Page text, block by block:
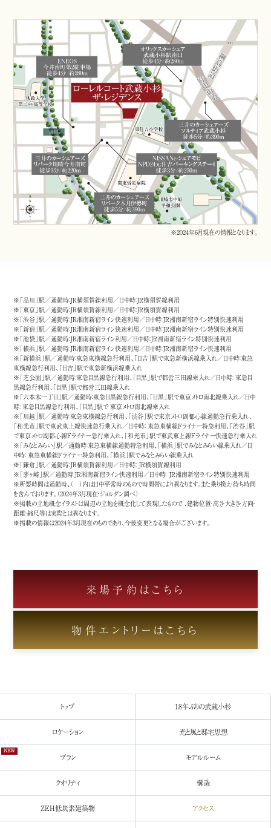
※2024年6月現在の情報となります。
※「品川」駅／通勤時：JR横須賀線利用／日中時：JR横須賀線利用
※「東京」駅／通勤時：JR横須賀線利用／日中時：JR横須賀線利用
※「渋谷」駅／通勤時：JR湘南新宿ライン快速利用／日中時：JR湘南新宿ライン特別快速利用
※「新宿」駅／通勤時：JR湘南新宿ライン快速利用／日中時：JR湘南新宿ライン特別快速利用
※「池袋」駅／通勤時：JR湘南新宿ライン利用／日中時：JR湘南新宿ライン特別快速利用
※「横浜」駅／通勤時：JR湘南新宿ライン快速利用／日中時：JR湘南新宿ライン快速利用
※「新横浜」駅／通勤時：東急東横線急行利用、「日吉」駅で東急新横浜線乗入れ／日中時：東急
東横線急行利用、「日吉」駅で東急新横浜線乗入れ
※「芝公園」駅／通勤時：東急目黒線急行利用、「目黒」駅で都営三田線乗入れ／日中時： 東急目
黒線急行利用、「目黒」駅で都営三田線乗入れ
※「六本木一丁目」駅／通勤時：東急目黒線急行利用、「目黒」駅で東京メトロ南北線乗入れ／日中
時： 東急目黒線急行利用、「目黒」駅で 東京メトロ南北線乗入れ
※「川越」駅／通勤時：東急東横線急行利用、「渋谷」駅で東京メトロ副都心線通勤急行乗入れ、
「和光市」駅で東武東上線快速急行乗入れ／日中時： 東急東横線Fライナー特急利用、「渋谷」駅
で東京メトロ副都心線Fライナー急行乗入れ、「和光市」駅で東武東上線Fライナー快速急行乗入れ
※「みなとみらい」駅／通勤時：東急東横線通勤特急利用、「横浜」駅でみなとみらい線乗入れ／日
中時： 東急東横線Fライナー特急利用、「横浜」駅でみなとみらい線乗入れ
※「鎌倉」駅／通勤時：JR横須賀線利用／日中時： JR横須賀線利用
※「茅ヶ崎」駅／通勤時：JR湘南新宿ライン快速利用／日中時： JR湘南新宿ライン特別快速利用
※所要時間は通勤時、（ ）内は日中平常時のもので時間帯により異なります。また乗り換え・待ち時間
を含んでおります。（2024年3月現在・ジョルダン調べ）
※掲載の立地概念イラストは周辺の立地を概念化して表現したもので 、建物位置・高さ・大きさ・方向・
距離・縮尺等は実際とは異なります。
※掲載の情報は2024年3月現在のものであり、今後変更となる場合がございます。
来場予約はこちら
物件エントリーはこちら
トップ 18年ぶりの武蔵小杉
ロケーション 光と風と邸宅思想
プラン
NEW
モデルルーム
クオリティ 構造
ZEH低炭素建築物 アクセス